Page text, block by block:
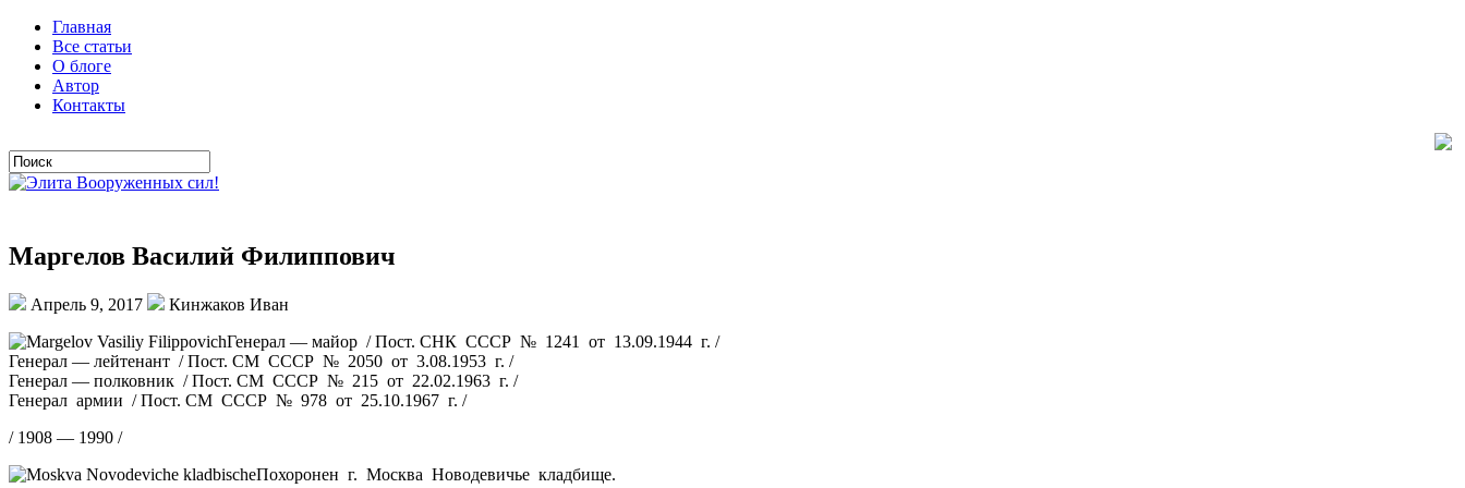
Главная
Все статьи
О блоге
Автор
Контакты
Маргелов Василий Филиппович
Апрель 9, 2017
Кинжаков Иван
Генерал — майор / Пост. СНК СССР № 1241 от 13.09.1944 г. /
Генерал — лейтенант / Пост. СМ СССР № 2050 от 3.08.1953 г. /
Генерал — полковник / Пост. СМ СССР № 215 от 22.02.1963 г. /
Генерал армии / Пост. СМ СССР № 978 от 25.10.1967 г. /
/ 1908 — 1990 /
Похоронен г. Москва Новодевичье кладбище.